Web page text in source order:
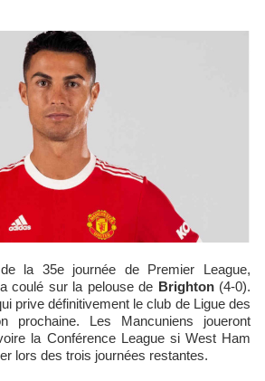
de la 35e journée de Premier League,
a coulé sur la pelouse de Brighton(4-0).
prive définitivement le club de Ligue des
prochaine. Les Mancuniens joueront
la Conférence League si West Ham
lors des trois journées restantes.